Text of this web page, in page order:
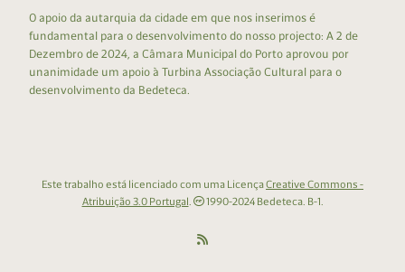
O apoio da autarquia da cidade em que nos inserimos é
fundamental para o desenvolvimento do nosso projecto: A 2 de
Dezembro de 2024, a Câmara Municipal do Porto aprovou por
unanimidade um apoio à Turbina Associação Cultural para o
desenvolvimento da Bedeteca.
Este trabalho está licenciado com uma LicençaCreative Commons -
Atribuição 3.0 Portugal. 1990-2024 Bedeteca. B-1.